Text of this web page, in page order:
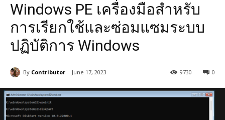
Windows PE เครื่องมือสำหรับ
การเรียกใช้และซ่อมแซมระบบ
ปฏิบัติการ Windows
By Contributor June 17, 2023 0
9730